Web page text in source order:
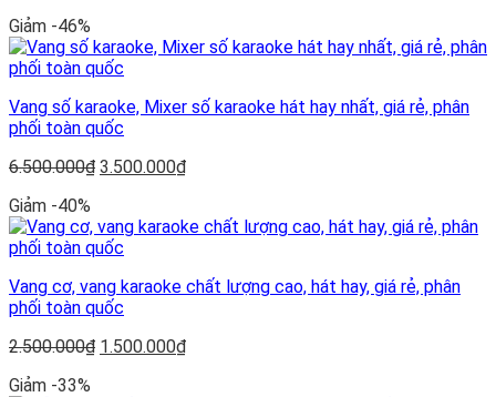
8.500.000₫.là:
Giảm -46%
Vang số karaoke, Mixer số karaoke hát hay nhất, giá rẻ, phân
phối toàn quốc
6.500.000₫ Giá
6.500.000₫.
3.500.000₫Giá
là:
Giảm -40%
Vang cơ, vang karaoke chất lượng cao, hát hay, giá rẻ, phân
phối toàn quốc
2.500.000₫ Giá
1.500.000₫Giá
Giảm -33%